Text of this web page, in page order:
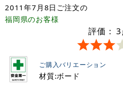
2011年7月8日 ご注文の
福岡県のお客様
評価： 3
ご購入バリエーション
材質:ボード